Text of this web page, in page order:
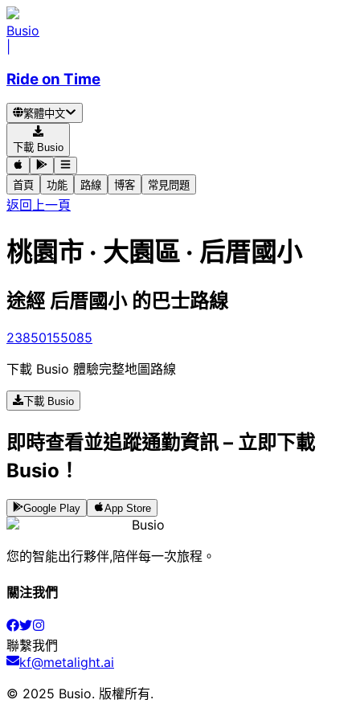
Busio
Ride on Time
繁體中文
下載 Busio
首頁 功能 路線 博客 常見問題
返回上一頁
桃園市 · 大園區 · 后厝國小
途經 后厝國小 的巴士路線
23850155085
下載 Busio 體驗完整地圖路線
下載 Busio
即時查看並追蹤通勤資訊 – 立即下載
Busio！
Google Play App Store
Busio
您的智能出行夥伴,陪伴每一次旅程。
關注我們
聯繫我們
kf@metalight.ai
© 2025 Busio. 版權所有.